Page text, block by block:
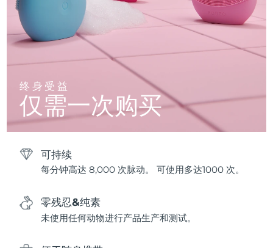
终身受益
仅需一次购买
可持续
每分钟高达 8,000 次脉动。 可使用多达1000 次。
零残忍&纯素
未使用任何动物进行产品生产和测试。